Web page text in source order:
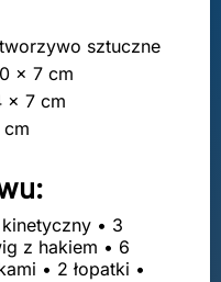
sztuczne
× 7 cm
× 7 cm
• 3
z hakiem • 6
• 2 łopatki •